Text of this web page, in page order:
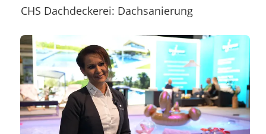
CHS Dachdeckerei: Dachsanierung